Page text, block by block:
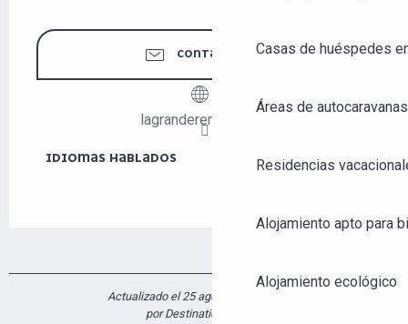
Casas de huéspedes
Áreas de autocaravanas
Residencias
Alojamiento apto para
Alojamiento ecológico
CONTÁCTENOS
lagranderemontee.fr
IDIOMAS HABLADOS
IDIOMAS HABLADOS
Actualizado el 25 agosto 2025 a 10:13
por Destination Angers